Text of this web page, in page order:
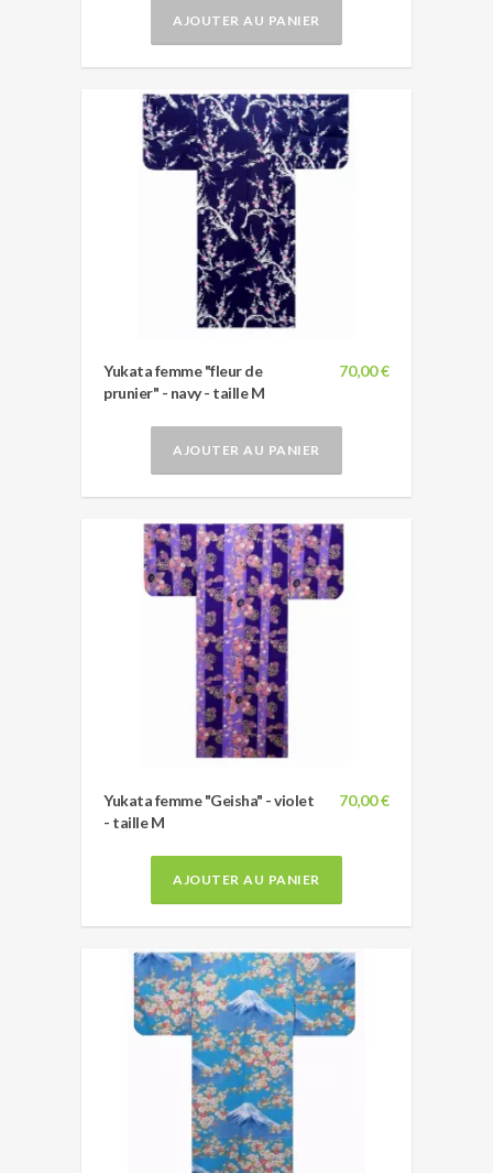
AJOUTER AU PANIER
70,00 €
Yukata femme "fleur de
prunier" - navy - taille M
AJOUTER AU PANIER
70,00 €
Yukata femme "Geisha" - violet
- taille M
AJOUTER AU PANIER